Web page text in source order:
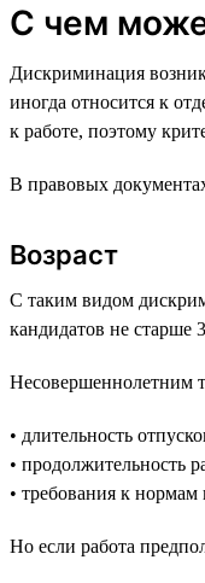
С чем
Дискриминация
иногда относится к
к работе, поэтому
В правовых
Возраст
С таким видом
кандидатов не старше
Несовершеннолетним
• длительность
• продолжительность
• требования к
Но если работа